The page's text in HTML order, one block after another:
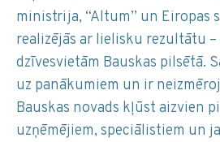
ministrija, “Altum” un Eiropas
realizējās ar lielisku rezultātu
dzīvesvietām Bauskas pilsētā.
uz panākumiem un ir
Bauskas novads kļūst aizvien
uzņēmējiem, speciālistiem un